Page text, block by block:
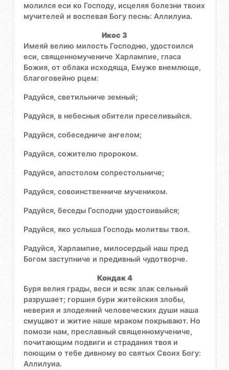
молился еси ко Господу, исцеляя болезни твоих
мучителей и воспевая Богу песнь: Аллилуиа.
Икос 3
Имеяй велию милость Господню, удостоился
еси, священномучениче Харлампие, гласа
Божия, от облака исходяща, Емуже внемлюще,
благоговейно рцем:
Радуйся, светильниче земный;
Радуйся, в небесныя обители преселивыйся.
Радуйся, собеседниче ангелом;
Радуйся, сожителю пророком.
Радуйся, апостолом сопрестольниче;
Радуйся, совоинственниче мучеником.
Радуйся, беседы Господни удостоивыйся;
Радуйся, яко услыша Господь молитвы твоя.
Радуйся, Харлампие, милосердый наш пред
Богом заступниче и предивный чудотворче.
Кондак 4
Буря велия грады, веси и всяк злак сельный
разрушает; горшия бури житейския злобы,
неверия и злодеяний человеческих души наша
смущают и житие наше мраком покрывают. Но
помози нам, преславный священномучениче,
почитающим подвиги и страдания твоя и
поющим о тебе дивному во святых Своих Богу:
Аллилуиа.